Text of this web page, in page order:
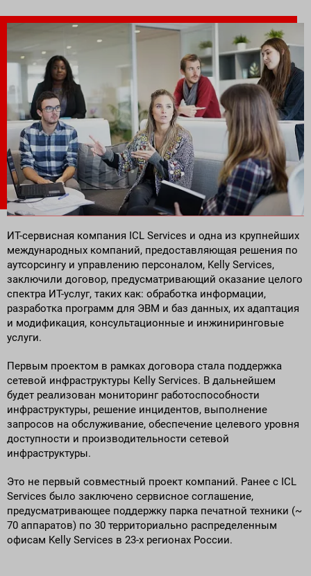
Поставка программного обеспечения и оборудования
ИТ-сервисная компания ICL Services и одна из крупнейших
международных компаний, предоставляющая решения по
аутсорсингу и управлению персоналом, Kelly Services,
заключили договор, предусматривающий оказание целого
спектра ИТ-услуг, таких как: обработка информации,
разработка программ для ЭВМ и баз данных, их адаптация
и модификация, консультационные и инжиниринговые
услуги.
Первым проектом в рамках договора стала поддержка
сетевой инфраструктуры Kelly Services. В дальнейшем
будет реализован мониторинг работоспособности
инфраструктуры, решение инцидентов, выполнение
запросов на обслуживание, обеспечение целевого уровня
доступности и производительности сетевой
инфраструктуры.
Это не первый совместный проект компаний. Ранее с ICL
Services было заключено сервисное соглашение,
предусматривающее поддержку парка печатной техники (~
70 аппаратов) по 30 территориально распределенным
офисам Kelly Services в 23-х регионах России.